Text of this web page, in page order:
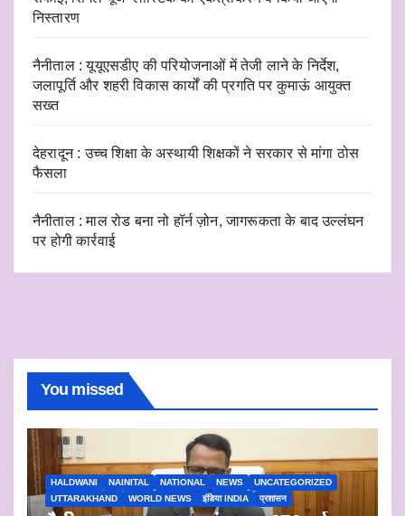
निस्तारण
नैनीताल : यूयूएसडीए की परियोजनाओं में तेजी लाने के निर्देश,
जलापूर्ति और शहरी विकास कार्यों की प्रगति पर कुमाऊं आयुक्त
सख्त
देहरादून : उच्च शिक्षा के अस्थायी शिक्षकों ने सरकार से मांगा ठोस
फैसला
नैनीताल : माल रोड बना नो हॉर्न ज़ोन, जागरूकता के बाद उल्लंघन
पर होगी कार्रवाई
You missed
HALDWANI NAINITAL NATIONAL NEWS
UNCATEGORIZED
UTTARAKHAND
WORLD NEWS इंडिया INDIA प्रशासन